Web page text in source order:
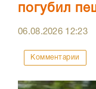
погубил
06.08.2026 12:23
Комментарии